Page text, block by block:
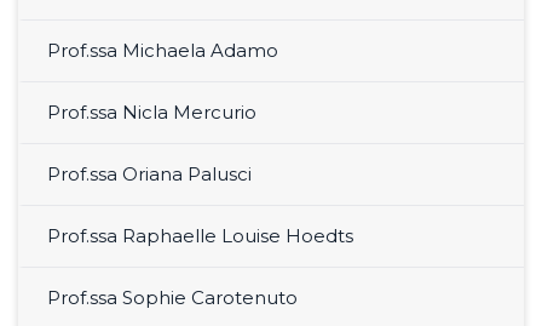
Prof.ssa Michaela Adamo
Prof.ssa Nicla Mercurio
Prof.ssa Oriana Palusci
Prof.ssa Raphaelle Louise Hoedts
Prof.ssa Sophie Carotenuto